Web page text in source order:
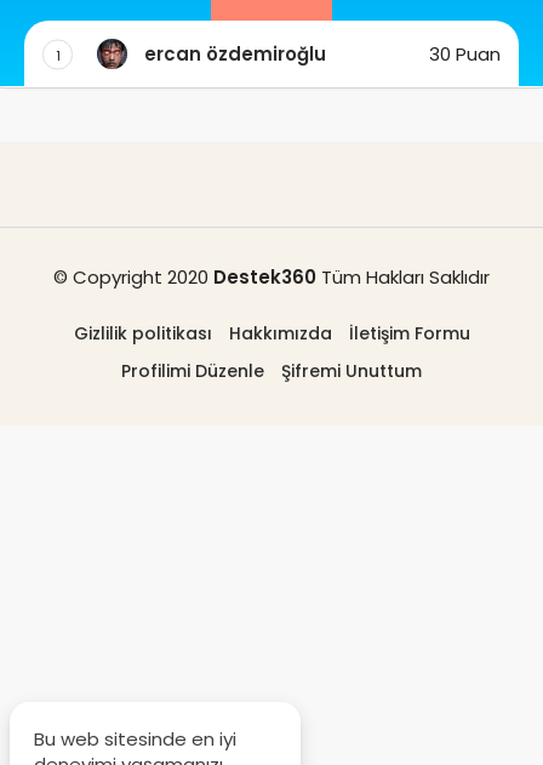
1 ercan özdemiroğlu 30 Puan
© Copyright 2020 Destek360 Tüm Hakları Saklıdır
Gizlilik politikası Hakkımızda
İletişim Formu
Profilimi Düzenle
Şifremi Unuttum
Bu web sitesinde en iyi